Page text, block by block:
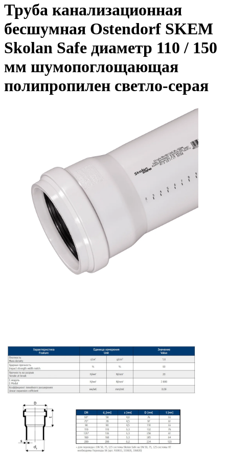
Труба канализационная
бесшумная Ostendorf SKEM
Skolan Safe диаметр 110 / 150
мм шумопоглощающая
полипропилен светло-серая